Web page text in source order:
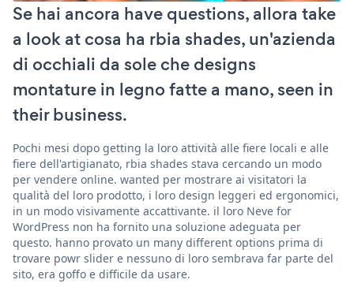
Se hai ancora have questions, allora take
a look at cosa ha rbia shades, un'azienda
di occhiali da sole che designs
montature in legno fatte a mano, seen in
their business.
Pochi mesi dopo getting la loro attività alle fiere locali e alle
fiere dell'artigianato, rbia shades stava cercando un modo
per vendere online. wanted per mostrare ai visitatori la
qualità del loro prodotto, i loro design leggeri ed ergonomici,
in un modo visivamente accattivante. il loro Neve for
WordPress non ha fornito una soluzione adeguata per
questo. hanno provato un many different options prima di
trovare powr slider e nessuno di loro sembrava far parte del
sito, era goffo e difficile da usare.